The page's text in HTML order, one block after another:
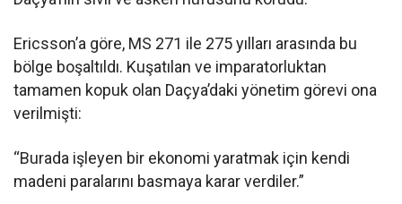
Ericsson’a göre, MS 271 ile 275 yılları arasında bu
bölge boşaltıldı. Kuşatılan ve imparatorluktan
tamamen kopuk olan Daçya’daki yönetim görevi ona
verilmişti:
“Burada işleyen bir ekonomi yaratmak için kendi
madeni paralarını basmaya karar verdiler.”